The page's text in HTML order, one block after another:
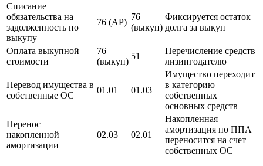
Списание
обязательства на
задолженность по
выкупу
76 (АР)
76
(выкуп)
Фиксируется остаток
долга за выкуп
Оплата выкупной
стоимости
76
(выкуп)
51
Перечисление средств
лизингодателю
Перевод имущества в
собственные ОС
01.01 01.03
Имущество переходит
в категорию
собственных
основных средств
Перенос
накопленной
амортизации
02.03 02.01
Накопленная
амортизация по ППА
переносится на счет
собственных ОС